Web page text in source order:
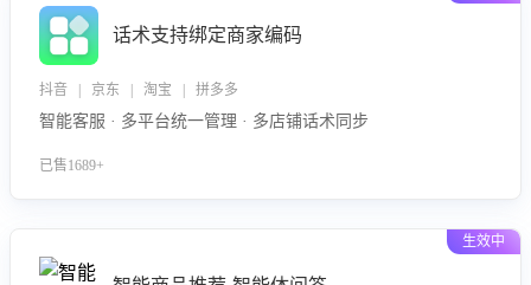
话术支持绑定商家编码
抖音 | 京东 | 淘宝 | 拼多多
智能客服 · 多平台统一管理 · 多店铺话术同步
已售1689+
生效中